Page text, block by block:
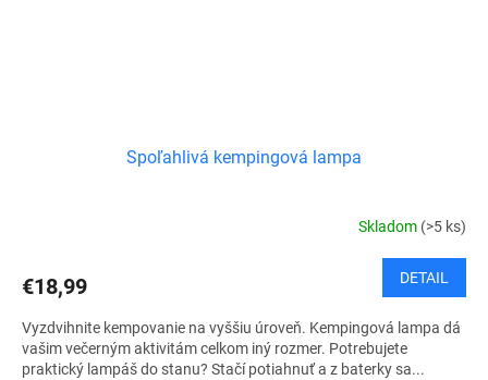
Spoľahlivá kempingová lampa
Skladom (>5 ks)
€18,99 DETAIL
Vyzdvihnite kempovanie na vyššiu úroveň. Kempingová lampa dá
vašim večerným aktivitám celkom iný rozmer. Potrebujete
praktický lampáš do stanu? Stačí potiahnuť a z baterky sa...